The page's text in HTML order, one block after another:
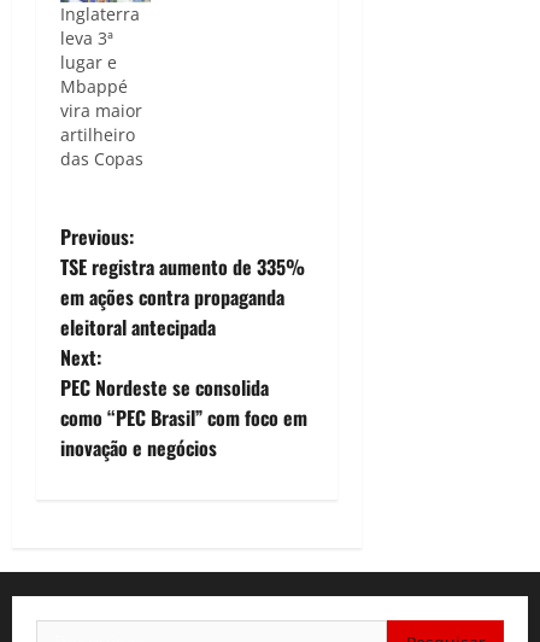
Inglaterra
leva 3ª
lugar e
Mbappé
vira maior
artilheiro
das Copas
P
o
s
t
n
i
Previous:
TSE registra aumento de 335%
em ações contra propaganda
eleitoral antecipada
Next:
PEC Nordeste se consolida
como “PEC Brasil” com foco em
inovação e negócios